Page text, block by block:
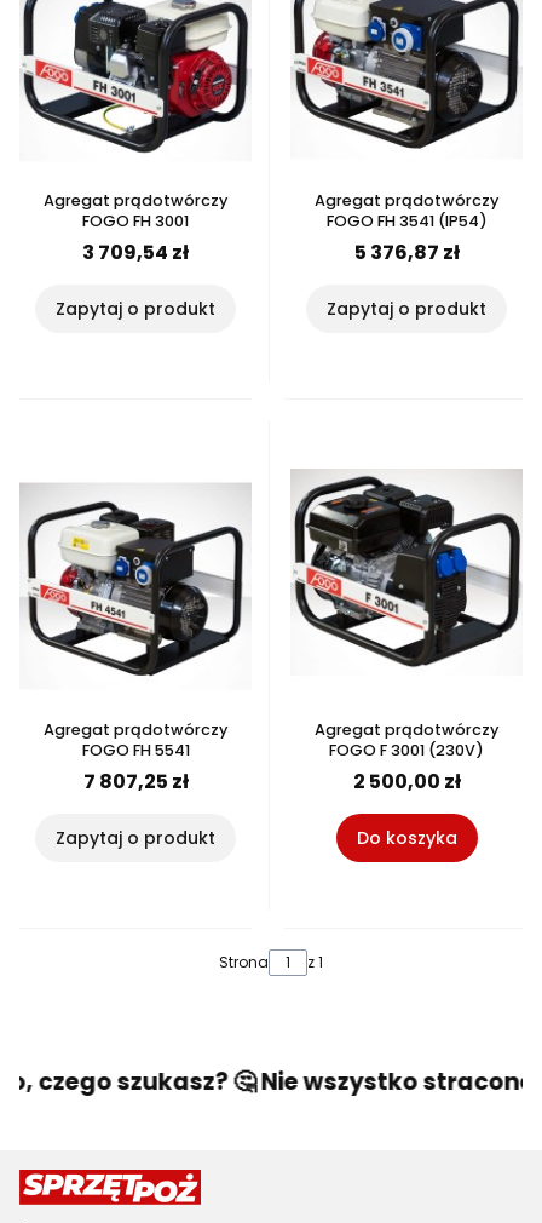
Agregat prądotwórczy
FOGO FH 3001
3 709,54 zł
Zapytaj o produkt
Agregat prądotwórczy
FOGO FH 3541 (IP54)
5 376,87 zł
Zapytaj o produkt
Agregat prądotwórczy
FOGO FH 5541
7 807,25 zł
Zapytaj o produkt
Agregat prądotwórczy
FOGO F 3001 (230V)
2 500,00 zł
Do koszyka
Strona z 1
czego szukasz? 🤔 Nie wszystko stracone!